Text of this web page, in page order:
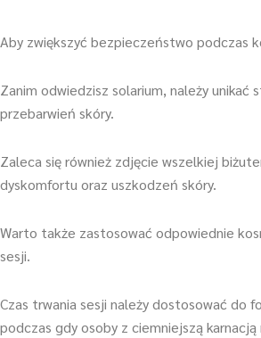
Aby zwiększyć bezpieczeństwo podczas
Zanim odwiedzisz solarium, należy
przebarwień skóry.
Zaleca się również zdjęcie wszelkiej
dyskomfortu oraz uszkodzeń skóry.
Warto także zastosować odpowiednie
sesji.
Czas trwania sesji należy dostosować do
podczas gdy osoby z ciemniejszą